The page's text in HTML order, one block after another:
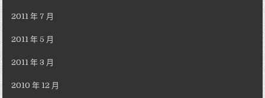
2011 年 7 月
2011 年 5 月
2011 年 3 月
2010 年 12 月